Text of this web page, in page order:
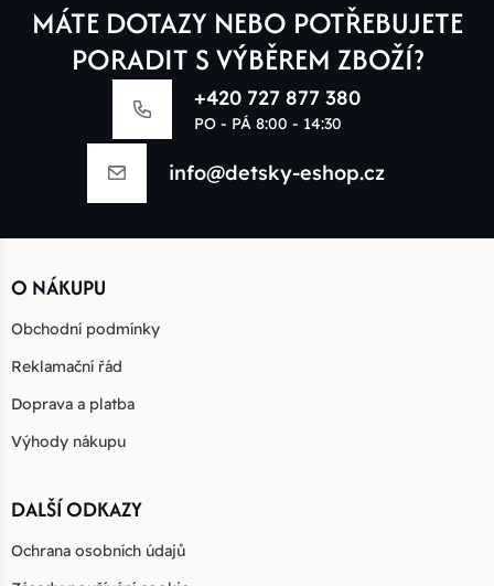
MÁTE DOTAZY NEBO POTŘEBUJETE
PORADIT S VÝBĚREM ZBOŽÍ?
+420 727 877 380
PO - PÁ 8:00 - 14:30
info@detsky-eshop.cz
O NÁKUPU
Obchodní podmínky
Reklamační řád
Doprava a platba
Výhody nákupu
DALŠÍ ODKAZY
Ochrana osobních údajů